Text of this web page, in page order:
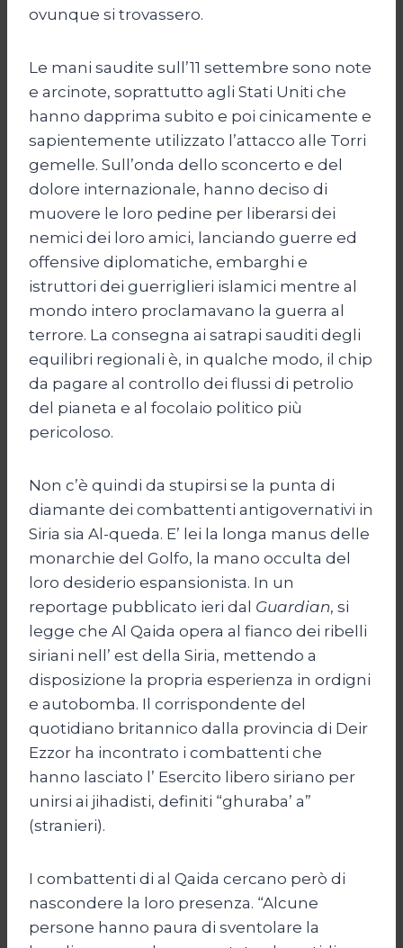
ovunque si trovassero.
Le mani saudite sull’11 settembre sono note
e arcinote, soprattutto agli Stati Uniti che
hanno dapprima subito e poi cinicamente e
sapientemente utilizzato l’attacco alle Torri
gemelle. Sull’onda dello sconcerto e del
dolore internazionale, hanno deciso di
muovere le loro pedine per liberarsi dei
nemici dei loro amici, lanciando guerre ed
offensive diplomatiche, embarghi e
istruttori dei guerriglieri islamici mentre al
mondo intero proclamavano la guerra al
terrore. La consegna ai satrapi sauditi degli
equilibri regionali è, in qualche modo, il chip
da pagare al controllo dei flussi di petrolio
del pianeta e al focolaio politico più
pericoloso.
Non c’è quindi da stupirsi se la punta di
diamante dei combattenti antigovernativi in
Siria sia Al-queda. E’ lei la longa manus delle
monarchie del Golfo, la mano occulta del
loro desiderio espansionista. In un
reportage pubblicato ieri dal Guardian, si
legge che Al Qaida opera al fianco dei ribelli
siriani nell’ est della Siria, mettendo a
disposizione la propria esperienza in ordigni
e autobomba. Il corrispondente del
quotidiano britannico dalla provincia di Deir
Ezzor ha incontrato i combattenti che
hanno lasciato l’ Esercito libero siriano per
unirsi ai jihadisti, definiti “ghuraba’ a”
(stranieri).
I combattenti di al Qaida cercano però di
nascondere la loro presenza. “Alcune
persone hanno paura di sventolare la